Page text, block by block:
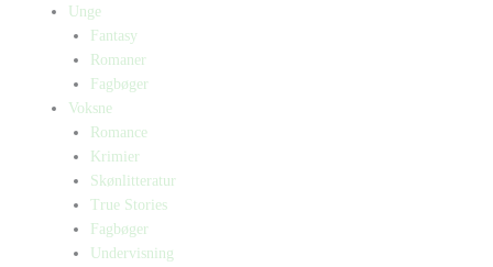
Unge
Fantasy
Romaner
Fagbøger
Voksne
Romance
Krimier
Skønlitteratur
True Stories
Fagbøger
Undervisning